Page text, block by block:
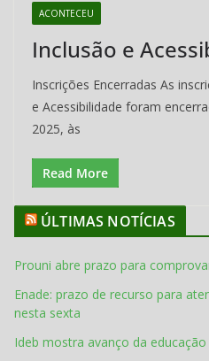
ACONTECEU
Inclusão e
Inscrições Encerradas As
e Acessibilidade foram
2025, às
Read More
ÚLTIMAS NOTÍCIAS
Prouni abre prazo para
Enade: prazo de recurso para
nesta sexta
Ideb mostra avanço da